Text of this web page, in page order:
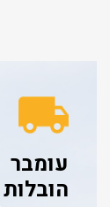
עומבר
הובלות